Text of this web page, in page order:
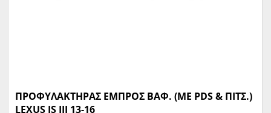
ΠΡΟΦΥΛΑΚΤΗΡΑΣ ΕΜΠΡΟΣ ΒΑΦ. (ΜE PDS & ΠΙΤΣ.)
LEXUS IS III 13-16